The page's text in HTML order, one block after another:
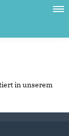
in unserem